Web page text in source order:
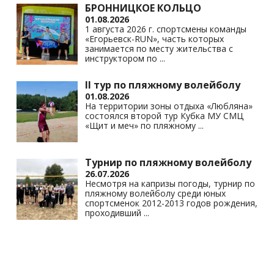
БРОННИЦКОЕ КОЛЬЦО
01.08.2026
1 августа 2026 г. спортсмены команды
«Егорьевск-RUN», часть которых
занимается по месту жительства с
инструктором по ...
II тур по пляжному волейболу
01.08.2026
На территории зоны отдыха «Любляна»
состоялся второй тур Кубка МУ СМЦ
«Щит и меч» по пляжному ...
Турнир по пляжному волейболу
26.07.2026
Несмотря на капризы погоды, турнир по
пляжному волейболу среди юных
спортсменок 2012-2013 годов рождения,
проходивший ...